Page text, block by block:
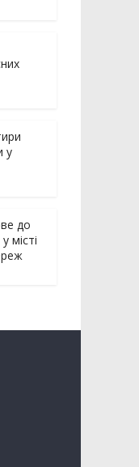
у
до
місті